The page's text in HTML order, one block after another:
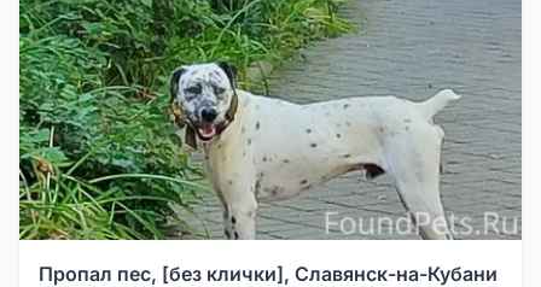
Пропал пес, [без клички], Славянск-на-Кубани